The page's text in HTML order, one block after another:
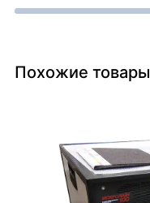
Похожие товары